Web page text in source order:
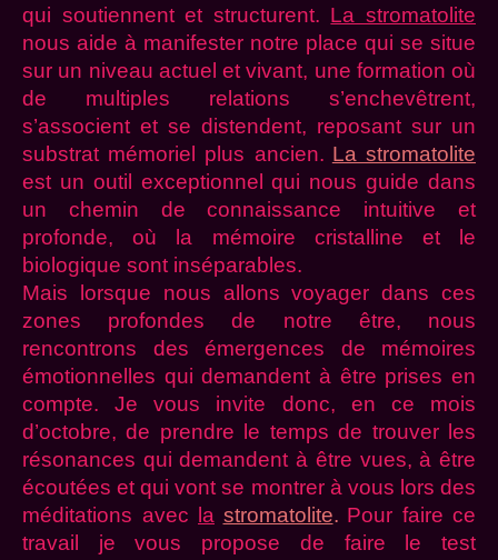
qui soutiennent et structurent. La stromatolite
nous aide à manifester notre place qui se situe
sur un niveau actuel et vivant, une formation où
de multiples relations s’enchevêtrent,
s’associent et se distendent, reposant sur un
substrat mémoriel plus ancien. La stromatolite
est un outil exceptionnel qui nous guide dans
un chemin de connaissance intuitive et
profonde, où la mémoire cristalline et le
biologique sont inséparables.
Mais lorsque nous allons voyager dans ces
zones profondes de notre être, nous
rencontrons des émergences de mémoires
émotionnelles qui demandent à être prises en
compte. Je vous invite donc, en ce mois
d’octobre, de prendre le temps de trouver les
résonances qui demandent à être vues, à être
écoutées et qui vont se montrer à vous lors des
méditations avec
la stromatolite. Pour faire ce
travail je vous propose de faire le test